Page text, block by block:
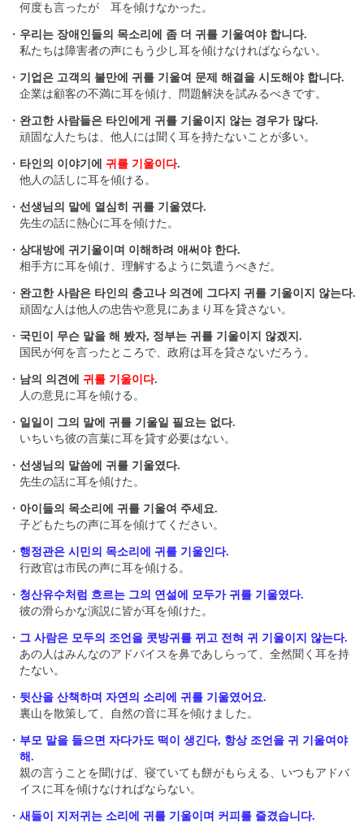
何度も言ったが 耳を傾けなかった。
・ 우리는 장애인들의 목소리에 좀 더 귀를 기울여야 합니다.
私たちは障害者の声にもう少し耳を傾けなければならない。
・ 기업은 고객의 불만에 귀를 기울여 문제 해결을 시도해야 합니다.
企業は顧客の不満に耳を傾け、問題解決を試みるべきです。
・ 완고한 사람들은 타인에게 귀를 기울이지 않는 경우가 많다.
頑固な人たちは、他人には聞く耳を持たないことが多い。
・ 타인의 이야기에 귀를 기울이다.
他人の話しに耳を傾ける。
・ 선생님의 말에 열심히 귀를 기울였다.
先生の話に熱心に耳を傾けた。
・ 상대방에 귀기울이며 이해하려 애써야 한다.
相手方に耳を傾け、理解するように気遣うべきだ。
・ 완고한 사람은 타인의 충고나 의견에 그다지 귀를 기울이지 않는다.
頑固な人は他人の忠告や意見にあまり耳を貸さない。
・ 국민이 무슨 말을 해 봤자, 정부는 귀를 기울이지 않겠지.
国民が何を言ったところで、政府は耳を貸さないだろう。
・ 남의 의견에 귀를 기울이다.
人の意見に耳を傾ける。
・ 일일이 그의 말에 귀를 기울일 필요는 없다.
いちいち彼の言葉に耳を貸す必要はない。
・ 선생님의 말씀에 귀를 기울였다.
先生の話に耳を傾けた。
・ 아이들의 목소리에 귀를 기울여 주세요.
子どもたちの声に耳を傾けてください。
・ 행정관은 시민의 목소리에 귀를 기울인다.
行政官は市民の声に耳を傾ける。
・ 청산유수처럼 흐르는 그의 연설에 모두가 귀를 기울였다.
彼の滑らかな演説に皆が耳を傾けた。
・ 그 사람은 모두의 조언을 콧방귀를 뀌고 전혀 귀 기울이지 않는다.
あの人はみんなのアドバイスを鼻であしらって、全然聞く耳を持
たない。
・ 뒷산을 산책하며 자연의 소리에 귀를 기울였어요.
裏山を散策して、自然の音に耳を傾けました。
・ 부모 말을 들으면 자다가도 떡이 생긴다, 항상 조언을 귀 기울여야
해.
親の言うことを聞けば、寝ていても餅がもらえる、いつもアドバ
イスに耳を傾けなければならない。
・ 새들이 지저귀는 소리에 귀를 기울이며 커피를 즐겼습니다.